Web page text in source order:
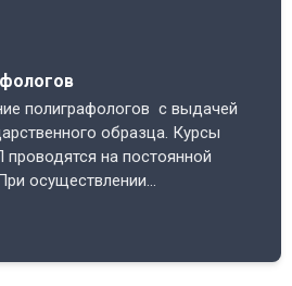
полиграфологов с выдачей
образца. Курсы
на постоянной
осуществлении...